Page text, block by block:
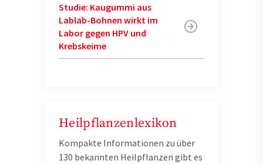
Studie: Kaugummi aus
Lablab-Bohnen wirkt im
Labor gegen HPV und
Krebskeime
Heilpflanzenlexikon
Kompakte Informationen zu über
130 bekannten Heilpflanzen gibt es